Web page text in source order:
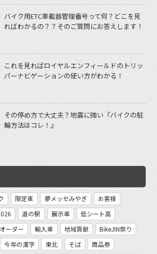
バイク用ETC車載器管理番号って何？どこを見
ればわかるの？？そのご質問にお答えします！
これを見ればロイヤルエンフィールドのトリッ
パーナビゲーションの使い方がわかる！
その停め方で大丈夫？地震に強い『バイクの駐
輪方法はコレ！』
限定車 夢メッセみやぎ
お客様
道の駅 展示車
低シート高
ーダー 輸入車 地域貢献
BikeJIN祭り
今年の漢字 東北 そば
商品券